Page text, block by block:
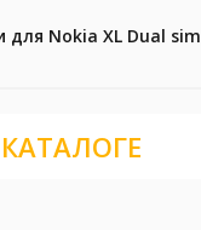
для Nokia XL Dual sim
КАТАЛОГЕ